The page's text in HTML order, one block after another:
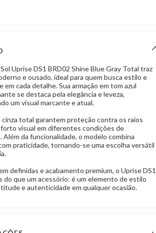
Uprise DS1 BRD02 Shine Blue Gray Total traz
e ousado, ideal para quem busca estilo e
em cada detalhe. Sua armação em tom azul
se destaca pela elegância e leveza,
um visual marcante e atual.
total garantem proteção contra os raios
visual em diferentes condições de
Além da funcionalidade, o modelo combina
praticidade, tornando-se uma escolha versátil
definidas e acabamento premium, o Uprise DS1
do que um acessório: é um elemento de estilo
e autenticidade em qualquer ocasião.